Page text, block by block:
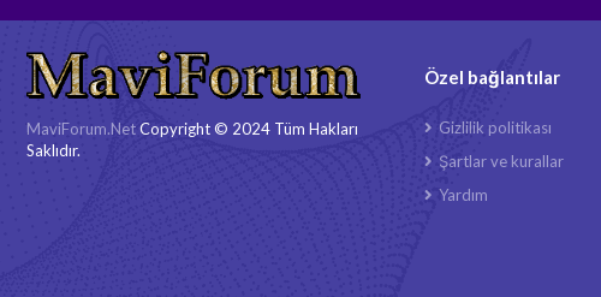
MaviForum.NetCopyright © 2024 Tüm Hakları
Saklıdır.
Özel bağlantılar
Gizlilik politikası
Şartlar ve kurallar
Yardım